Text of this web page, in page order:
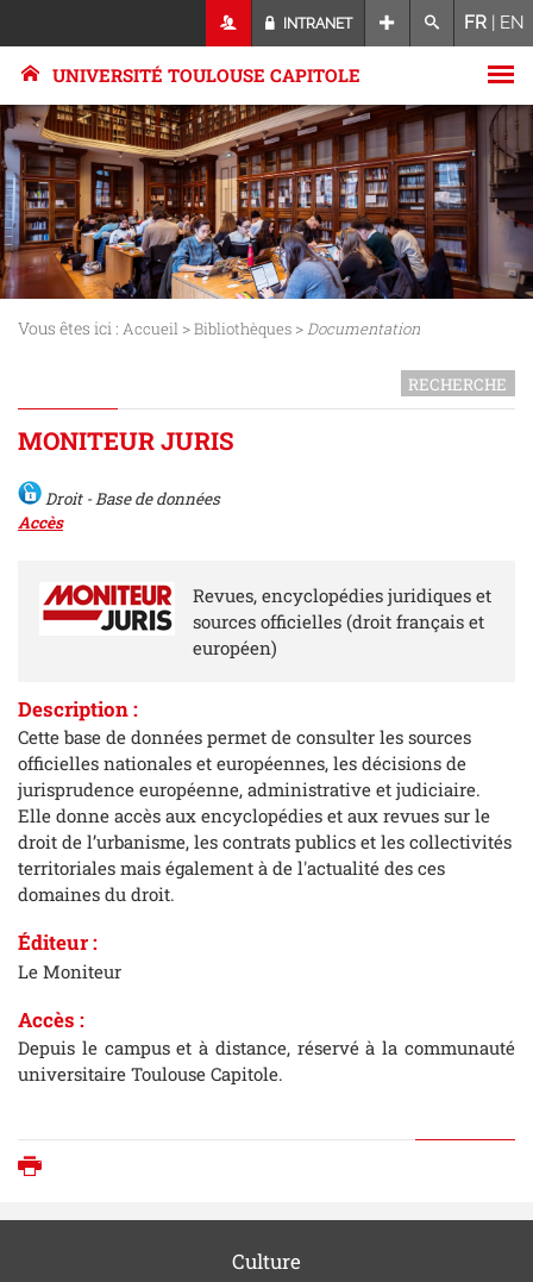
INTRANET FR | EN
UNIVERSITÉ TOULOUSE CAPITOLE
Vous êtes ici : Accueil >Bibliothèques >Documentation
RECHERCHE
MONITEUR JURIS
Droit - Base de données
Accès
Revues, encyclopédies juridiques et
sources officielles (droit français et
européen)
Description:
Cette base de données permet de consulter les sources
officielles nationales et européennes, les décisions de
jurisprudence européenne, administrative et judiciaire.
Elle donne accès aux encyclopédies et aux revues sur le
droit de l’urbanisme, les contrats publics et les collectivités
territoriales mais également à de l'actualité des ces
domaines du droit.
Éditeur :
Le Moniteur
Accès :
Depuis le campus et à distance, réservé à la communauté
universitaire Toulouse Capitole.
Culture